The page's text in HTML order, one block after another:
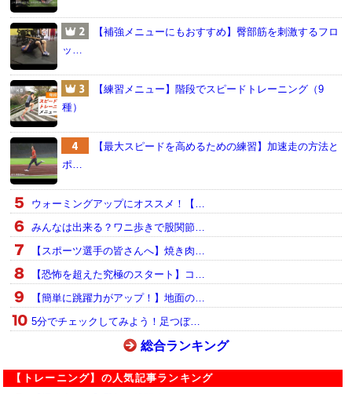
【補強メニューにもおすすめ】臀部筋を刺激するフロ
ッ…
【練習メニュー】階段でスピードトレーニング（9
種）
【最大スピードを高めるための練習】加速走の方法と
ポ…
ウォーミングアップにオススメ！【…
みんなは出来る？ワニ歩きで股関節…
【スポーツ選手の皆さんへ】焼き肉…
【恐怖を超えた究極のスタート】コ…
【簡単に跳躍力がアップ！】地面の…
5分でチェックしてみよう！足つぼ…
総合ランキング
【トレーニング】の人気記事ランキング